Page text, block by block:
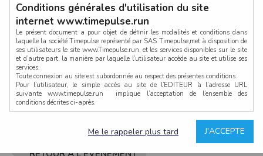
CONNEXION
RETOUR À L'ÉVÈNEMENT
Conditions générales d'utilisation du site
internet www.timepulse.run
Le présent document a pour objet de définir les modalités et conditions dans
laquelle la société Timepulse représenté par SAS Timepulse,met à disposition de
ses utilisateurs le site www.Timepulse.run, et les services disponibles sur le site
et d’autre part, la manière par laquelle l’utilisateur accède au site et utilise ses
services.
Toute connexion au site est subordonnée au respect des présentes conditions.
Pour l’utilisateur, le simple accès au site de l’EDITEUR à l’adresse URL
suivante www.timepulse.run implique l’acceptation de l’ensemble des
conditions décrites ci-après.
La structure générale du site www.timepulse.run, par quelque procédé que ce
soit, sans l'autorisation préalable et par écrit de Fourcherot Mickael et/ou de ses
J'ACCEPTE
Me le rappeler plus tard